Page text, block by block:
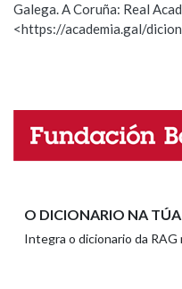
Observación
Propoño mellorar a
Nome
Galega. A Coruña: Real
<https://academia.gal/
O DICIONARIO NA
Integra o dicionario da RAG